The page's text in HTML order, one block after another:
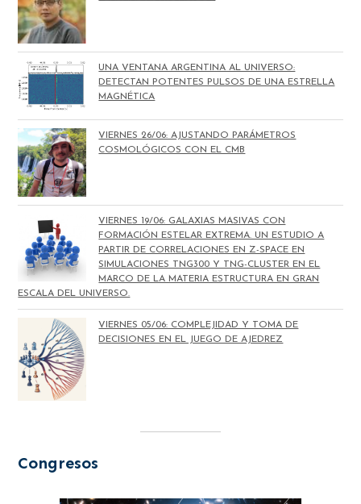
UNA VENTANA ARGENTINA AL UNIVERSO:
DETECTAN POTENTES PULSOS DE UNA ESTRELLA
MAGNÉTICA
VIERNES 26/06: AJUSTANDO PARÁMETROS
COSMOLÓGICOS CON EL CMB
VIERNES 19/06: GALAXIAS MASIVAS CON
FORMACIÓN ESTELAR EXTREMA. UN ESTUDIO A
PARTIR DE CORRELACIONES EN Z-SPACE EN
SIMULACIONES TNG300 Y TNG-CLUSTER EN EL
MARCO DE LA MATERIA ESTRUCTURA EN GRAN
ESCALA DEL UNIVERSO.
VIERNES 05/06: COMPLEJIDAD Y TOMA DE
DECISIONES EN EL JUEGO DE AJEDREZ
Congresos